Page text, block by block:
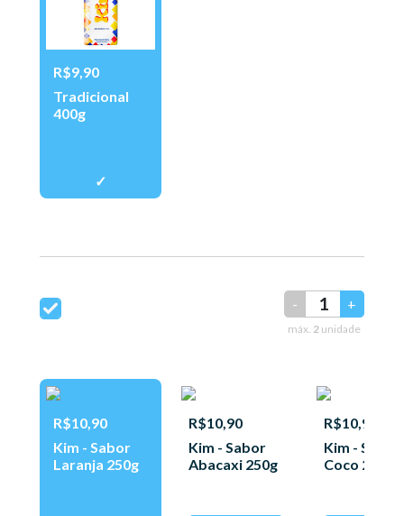
R$9,90
Tradicional
400g
- +
máx. 2 unidade
R$10,90
Kim - Sabor
Laranja 250g
R$10,90
Kim - Sabor
Abacaxi 250g
R$10,90
Kim - Sabor
Coco 250g